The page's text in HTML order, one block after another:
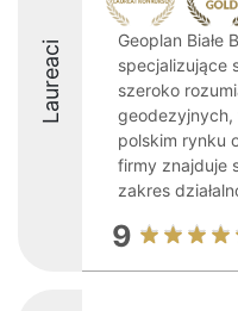
Laureaci
Geoplan Białe
specjalizujące
szeroko
geodezyjnych,
polskim rynku
firmy znajduje
zakres
9